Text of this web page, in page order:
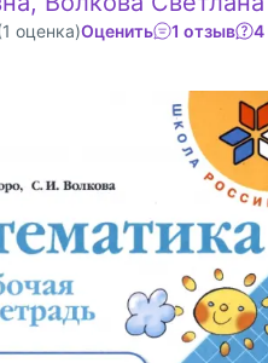
оценка)Оценить 1 отзыв 4